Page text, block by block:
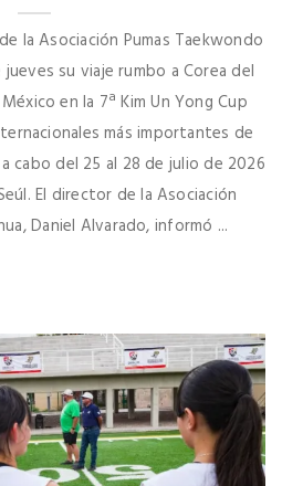
la Asociación Pumas Taekwondo
su viaje rumbo a Corea del
en la 7ª Kim Un Yong Cup
más importantes de
cabo del 25 al 28 de julio de 2026
El director de la Asociación
Daniel Alvarado, informó ...